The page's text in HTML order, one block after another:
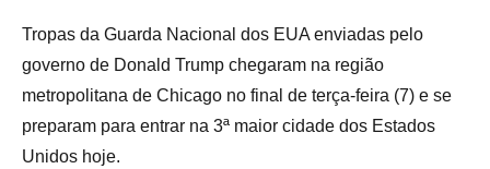
Tropas da Guarda Nacional dos EUA enviadas pelo
governo de Donald Trump chegaram na região
metropolitana de Chicago no final de terça-feira (7) e se
preparam para entrar na 3ª maior cidade dos Estados
Unidos hoje.